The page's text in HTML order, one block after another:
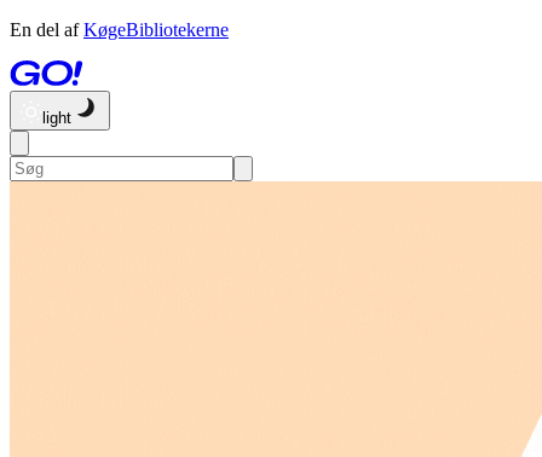
En del af KøgeBibliotekerne
light